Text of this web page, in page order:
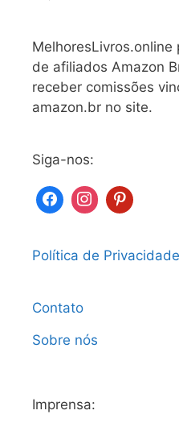
de afiliados Amazon
receber comissões
amazon.br no site.
Siga-nos:
Política de Privacidade
Contato
Sobre nós
Imprensa: